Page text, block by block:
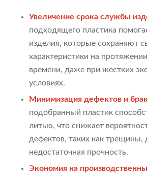
Увеличение срока службы
подходящего пластика
изделия, которые сохраняют
характеристики на
времени, даже при жестких
условиях.
Минимизация дефектов и
подобранный пластик
литью, что снижает
дефектов, таких как
недостаточная прочность.
Экономия на